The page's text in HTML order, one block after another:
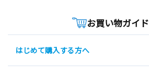
お買い物ガイド
はじめて購入する方へ